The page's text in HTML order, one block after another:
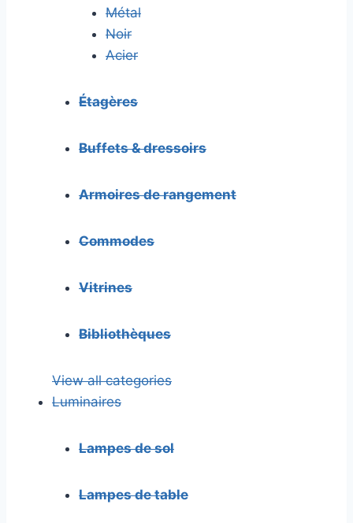
Métal
Noir
Acier
Étagères
Buffets & dressoirs
Armoires de rangement
Commodes
Vitrines
Bibliothèques
View all categories
Luminaires
Lampes de sol
Lampes de table